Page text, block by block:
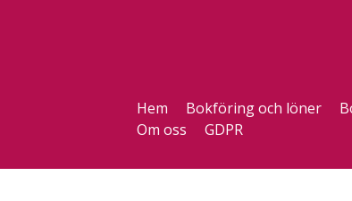
Hem Bokföring och löner
Om oss
GDPR